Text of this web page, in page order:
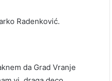
Radenković.
da Grad Vranje